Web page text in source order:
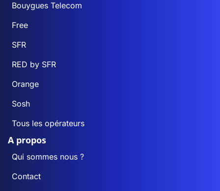
Bouygues Telecom
Free
SFR
RED by SFR
Orange
Sosh
Tous les opérateurs
A propos
Qui sommes nous ?
Contact